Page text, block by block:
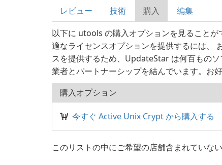
レビュー 技術 購入 編集
以下に utools の購入オプションを見ることが
適なライセンスオプションを提供するには、
スを提供するため、UpdateStar は何百もの
業者とパートナーシップを結んでいます。お
購入オプション
今すぐ Active Unix Crypt から購入する
このリストの中にご希望の店舗含まれていない